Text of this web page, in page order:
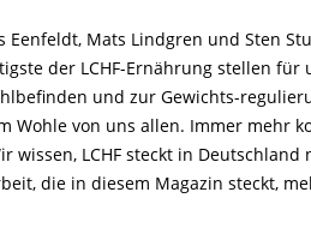
Eenfeldt, Mats Lindgren und Sten
der LCHF-Ernährung stellen
und zur Gewichts-
von uns allen. Immer mehr
LCHF steckt in
die in diesem Magazin steckt,